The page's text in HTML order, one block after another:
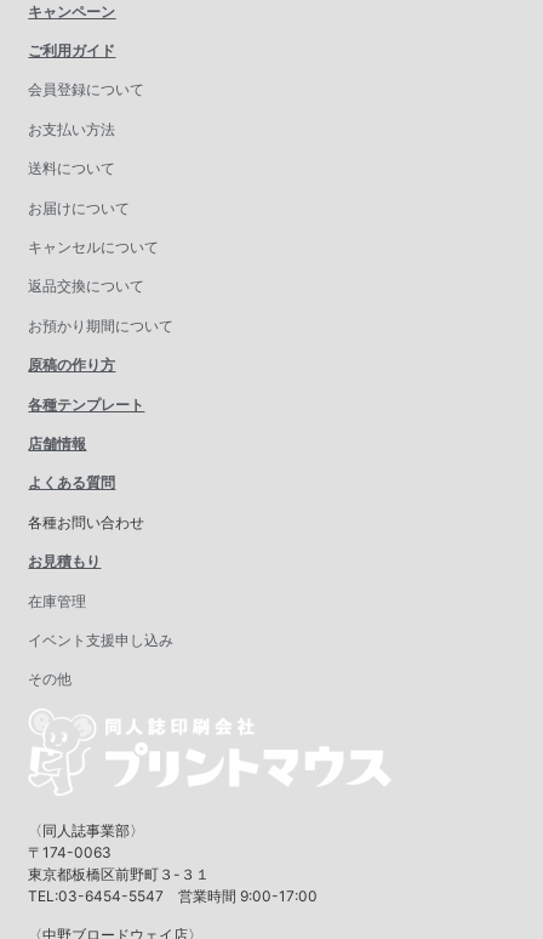
キャンペーン
ご利用ガイド
会員登録について
お支払い方法
送料について
お届けについて
キャンセルについて
返品交換について
お預かり期間について
原稿の作り方
各種テンプレート
店舗情報
よくある質問
各種お問い合わせ
お見積もり
在庫管理
イベント支援申し込み
その他
〈同人誌事業部〉
〒174-0063
東京都板橋区前野町３-３１
TEL:03-6454-5547 営業時間 9:00-17:00
〈中野ブロードウェイ店〉